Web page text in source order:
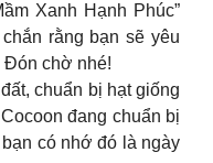
Xanh Hạnh Phúc”
rằng bạn sẽ yêu
Đón chờ nhé!
chuẩn bị hạt giống
đang chuẩn bị
có nhớ đó là ngày